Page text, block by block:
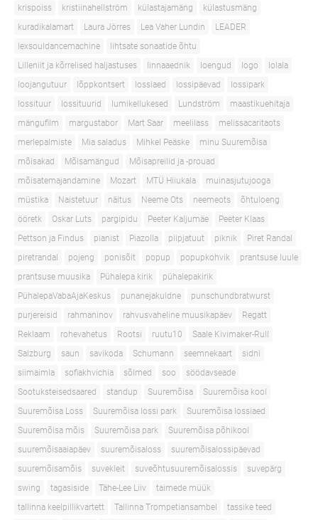
krispoiss
kristiinahellström külastajamäng
külastusmäng
kuradikalamart
Laura Jörres Lea Vaher Lundin
LEADER
lexsouldancemachine
lihtsate sonaatide õhtu
Lilleniit ja kõrrelised haljastuses
linnaaednik loengud logo
lolala
loojangutuur
lõppkontsert lossiaed lossipäevad
lossipark
lossituur
lossituurid lumikellukesed Lundström
maastikuehitaja
mängufilm
margustabor Mart Saar meelilass
melissacaritaots
merlepalmiste
Mia saladus Mihkel Peäske
minu Suuremõisa
mõisakad
Mõisamängud
Mõisapreilid ja -prouad
mõisatemajandamine
Mozart MTÜ Hiiukala
muinasjutujooga
müstika
Naistetuur näitus Neeme Ots neemeots
õhtuloeng
ööretk
Oskar Luts pargipidu Peeter Kaljumäe
Peeter Klaas
Pettson ja Findus
pianist Piazolla piipjatuut piknik
Piret Randal
piretrandal
pojeng ponisõit popup popupkohvik
prantsuse luule
prantsuse muusika
Pühalepa kirik
pühalepakirik
PühalepaVabaAjaKeskus
punanejakuldne
punschundbratwurst
purjereisid
rahmaninov rahvusvaheline muusikapäev
Regatt
Reklaam
rohevahetus Rootsi ruutu10
Saale Kivimaker-Rull
Salzburg
saun savikoda Schumann seemnekaart
sidni
siimaimla
sofiakhvichia sõlmed soo
söödavseade
Sootuksteisedsaared
standup Suuremõisa
Suuremõisa kool
Suuremõisa Loss
Suuremõisa lossi park
Suuremõisa lossiaed
Suuremõisa mõis
Suuremõisa park
Suuremõisa põhikool
suuremõisaaiapäev
suuremõisaloss
suuremõisalossipäevad
suuremõisamõis
suvekleit suveõhtusuuremõisalossis
suvepärg
swing
tagasiside Tähe-Lee Liiv
taimede müük
tallinna keelpillikvartett
Tallinna Trompetiansambel
tassike teed